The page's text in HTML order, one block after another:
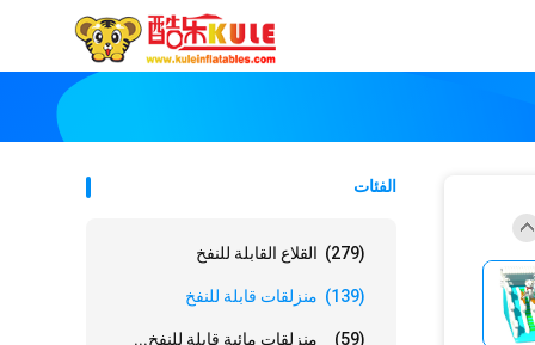
الفئات
القلاع القابلة للنفخ (279)
منزلقات قابلة للنفخ (139)
منزلقات مائية قابلة للنفخ... (59)